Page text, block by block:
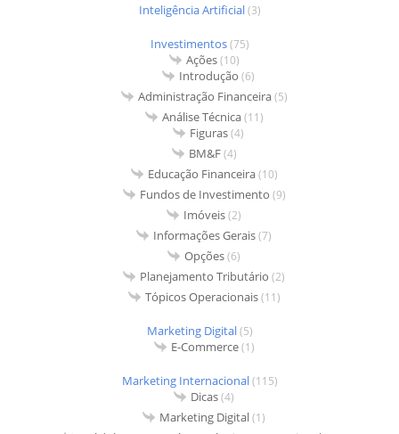
Inteligência Artificial(3)
Investimentos(75)
Ações(10)
Introdução (6)
Administração Financeira(5)
Análise Técnica(11)
Figuras(4)
BM&F(4)
Educação Financeira(10)
Fundos de Investimento (9)
Imóveis(2)
Informações Gerais(7)
Opções(6)
Planejamento Tributário (2)
Tópicos Operacionais(11)
Marketing Digital(5)
E-Commerce(1)
Marketing Internacional(115)
Dicas(4)
Marketing Digital(1)